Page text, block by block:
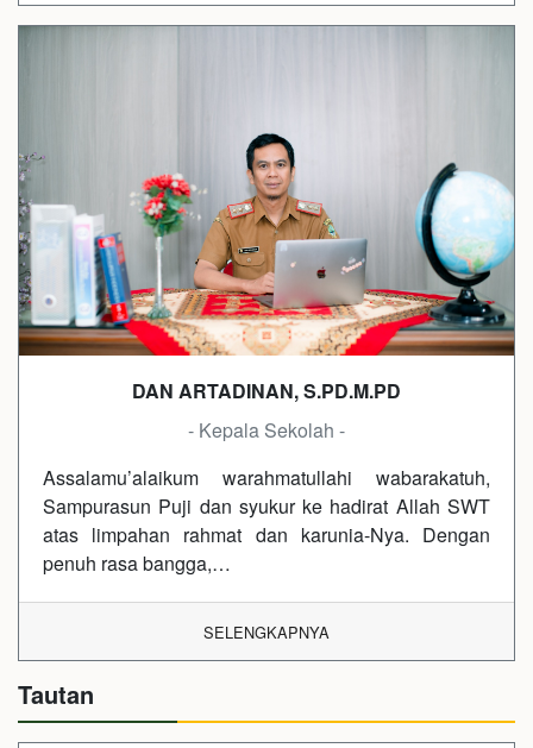
DAN ARTADINAN, S.PD.M.PD
- Kepala Sekolah -
Assalamu’alaikum warahmatullahi wabarakatuh,
Sampurasun Puji dan syukur ke hadirat Allah SWT
atas limpahan rahmat dan karunia-Nya. Dengan
penuh rasa bangga,…
SELENGKAPNYA
Tautan